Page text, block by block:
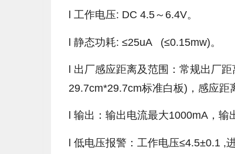
l 工作电压: DC 4.5～6.4V。
l 静态功耗: ≤25uA (≤0.15mw)。
l 出厂感应距离及范围：常规出厂
29.7cm*29.7cm标准白板)，感应距
l 输出：输出电流最大1000mA，
l 低电压报警：工作电压≤4.5±0.1 ,